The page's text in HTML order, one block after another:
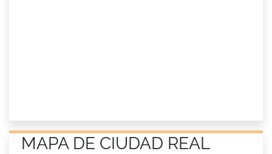
MAPA DE CIUDAD REAL